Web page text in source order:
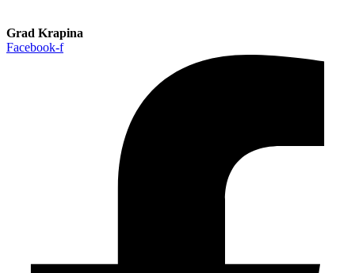
Grad Krapina
Facebook-f